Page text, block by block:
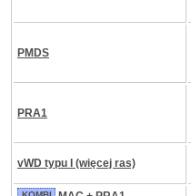
PMDS
PRA1
vWD typu I (więcej ras)